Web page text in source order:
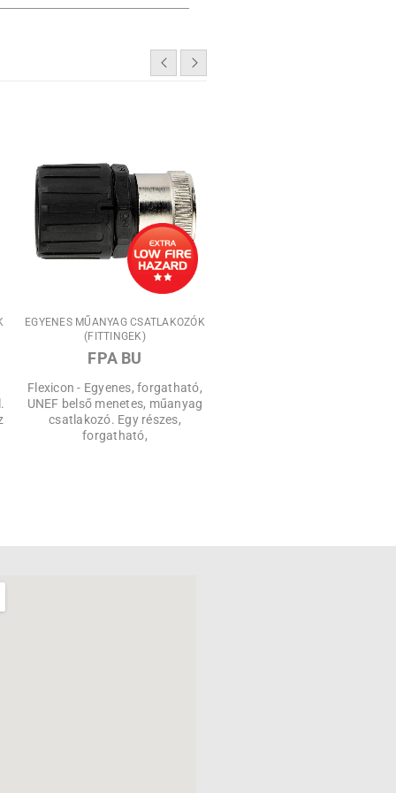
EGYENES MŰANYAG CSATLAKOZÓK
(FITTINGEK)
FPA BU
Flexicon - Egyenes, forgatható,
UNEF belső menetes, műanyag
csatlakozó. Egy részes,
forgatható,